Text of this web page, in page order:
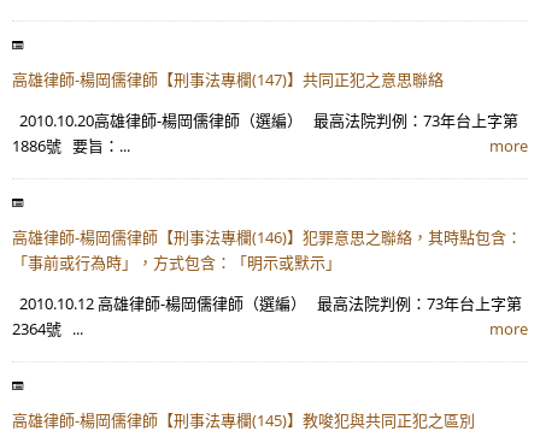
高雄律師-楊岡儒律師【刑事法專欄(147)】共同正犯之意思聯絡
2010.10.20高雄律師-楊岡儒律師（選編） 最高法院判例：73年台上字第
1886號 要旨：...
more
高雄律師-楊岡儒律師【刑事法專欄(146)】犯罪意思之聯絡，其時點包含：
「事前或行為時」，方式包含：「明示或默示」
2010.10.12 高雄律師-楊岡儒律師（選編） 最高法院判例：73年台上字第
2364號 ...
more
高雄律師-楊岡儒律師【刑事法專欄(145)】教唆犯與共同正犯之區別